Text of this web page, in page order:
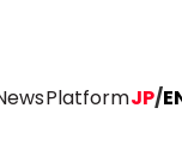
PlatformJP/